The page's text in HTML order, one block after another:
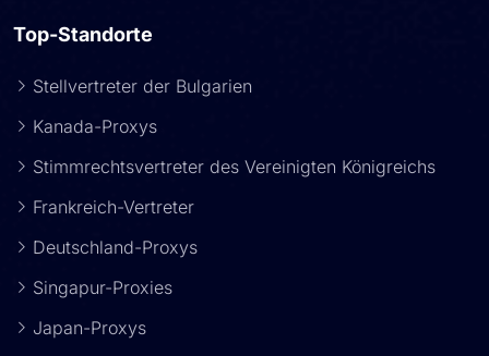
Top-Standorte
Stellvertreter der Bulgarien
Kanada-Proxys
Stimmrechtsvertreter des Vereinigten Königreichs
Frankreich-Vertreter
Deutschland-Proxys
Singapur-Proxies
Japan-Proxys